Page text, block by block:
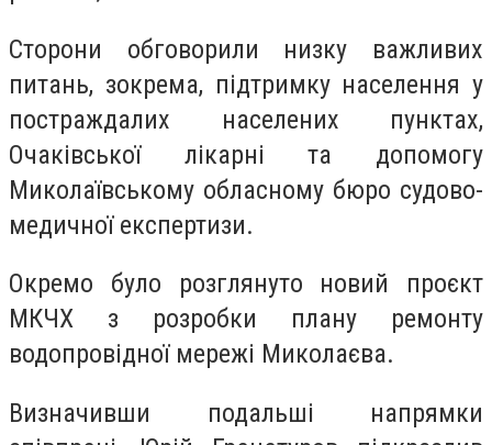
Сторони обговорили низку важливих
питань, зокрема, підтримку населення у
постраждалих населених пунктах,
Очаківської лікарні та допомогу
Миколаївському обласному бюро судово-
медичної експертизи.
Окремо було розглянуто новий проєкт
МКЧХ з розробки плану ремонту
водопровідної мережі Миколаєва.
Визначивши подальші напрямки